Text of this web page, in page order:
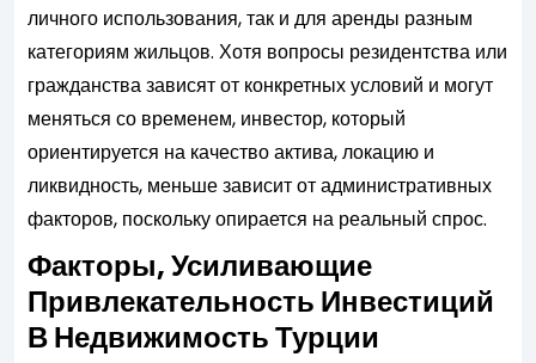
личного использования, так и для аренды разным
категориям жильцов. Хотя вопросы резидентства или
гражданства зависят от конкретных условий и могут
меняться со временем, инвестор, который
ориентируется на качество актива, локацию и
ликвидность, меньше зависит от административных
факторов, поскольку опирается на реальный спрос.
Факторы, Усиливающие
Привлекательность Инвестиций
В Недвижимость Турции